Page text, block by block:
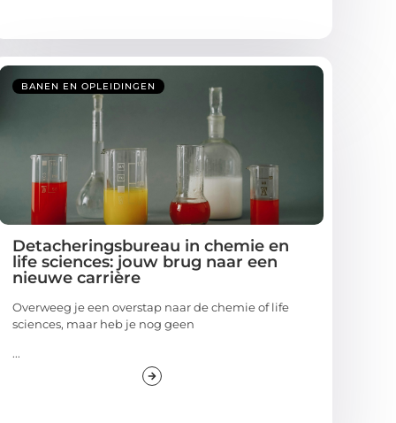
BANEN EN OPLEIDINGEN
Detacheringsbureau in chemie en
life sciences: jouw brug naar een
nieuwe carrière
Overweeg je een overstap naar de chemie of life
sciences, maar heb je nog geen
...